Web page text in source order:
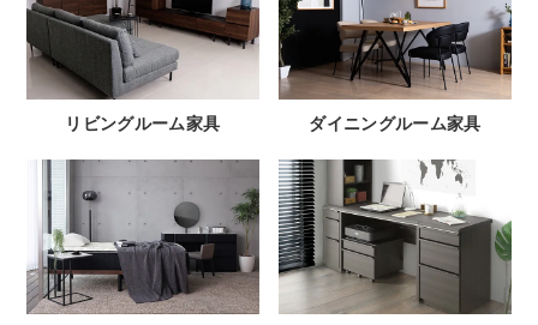
リビングルーム家具 ダイニングルーム家具